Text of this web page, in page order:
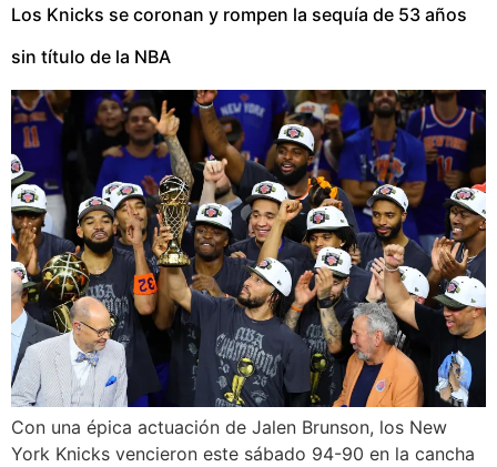
Los Knicks se coronan y rompen la sequía de 53 años
sin título de la NBA
Con una épica actuación de Jalen Brunson, los New
York Knicks vencieron este sábado 94-90 en la cancha